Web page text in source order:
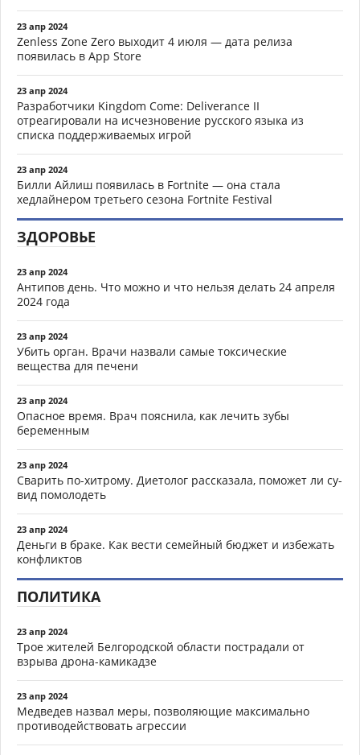
23 апр 2024
Zenless Zone Zero выходит 4 июля — дата релиза
появилась в App Store
23 апр 2024
Разработчики Kingdom Come: Deliverance II
отреагировали на исчезновение русского языка из
списка поддерживаемых игрой
23 апр 2024
Билли Айлиш появилась в Fortnite — она стала
хедлайнером третьего сезона Fortnite Festival
ЗДОРОВЬЕ
23 апр 2024
Антипов день. Что можно и что нельзя делать 24 апреля
2024 года
23 апр 2024
Убить орган. Врачи назвали самые токсические
вещества для печени
23 апр 2024
Опасное время. Врач пояснила, как лечить зубы
беременным
23 апр 2024
Сварить по-хитрому. Диетолог рассказала, поможет ли су-
вид помолодеть
23 апр 2024
Деньги в браке. Как вести семейный бюджет и избежать
конфликтов
ПОЛИТИКА
23 апр 2024
Трое жителей Белгородской области пострадали от
взрыва дрона-камикадзе
23 апр 2024
Медведев назвал меры, позволяющие максимально
противодействовать агрессии